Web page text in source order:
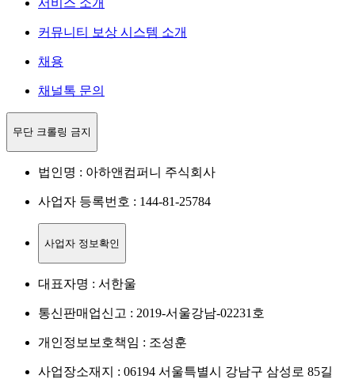
커뮤니티 보상 시스템 소개
채용
채널톡 문의
무단 크롤링 금지
법인명 : 아하앤컴퍼니 주식회사
사업자 등록번호 : 144-81-25784
사업자 정보확인
대표자명 : 서한울
통신판매업신고 : 2019-서울강남-02231호
개인정보보호책임 : 조성훈
사업장소재지 : 06194 서울특별시 강남구 삼성로 85길